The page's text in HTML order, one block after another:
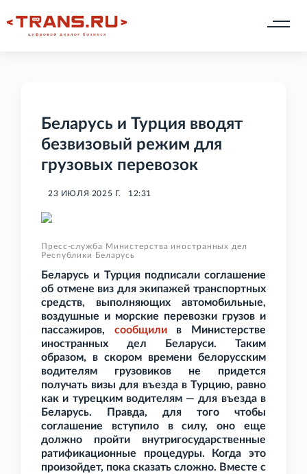
Беларусь и Турция вводят
безвизовый режим для
грузовых перевозок
23 ИЮЛЯ 2025 Г. 12:31
Пресс-служба Министерства иностранных дел
Республики Беларусь
Беларусь и Турция подписали соглашение
об отмене виз для экипажей транспортных
средств, выполняющих автомобильные,
воздушные и морские перевозки грузов и
пассажиров, сообщилив Министерстве
иностранных дел Беларуси. Таким
образом, в скором времени белорусским
водителям грузовиков не придется
получать визы для въезда в Турцию, равно
как и турецким водителям — для въезда в
Беларусь. Правда, для того чтобы
соглашение вступило в силу, оно еще
должно пройти внутригосударственные
ратификационные процедуры. Когда это
произойдет, пока сказать сложно. Вместе с